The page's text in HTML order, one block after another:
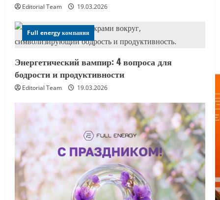
Editorial Team 19.03.2026
Full energy компания
Энергетический вампир: 4 вопроса для
бодрости и продуктивности
Editorial Team 19.03.2026